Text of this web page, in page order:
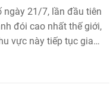
ngày 21/7, lần đầu tiên
đói cao nhất thế giới,
vực này tiếp tục gia